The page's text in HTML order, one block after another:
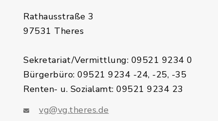
Rathausstraße 3
97531 Theres
Sekretariat/Vermittlung: 09521 9234 0
Bürgerbüro: 09521 9234 -24, -25, -35
Renten- u. Sozialamt: 09521 9234 23
vg@vg.theres.de